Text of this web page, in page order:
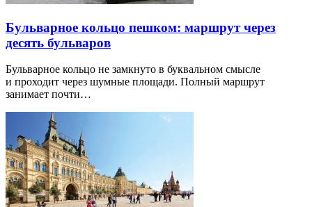
Бульварное кольцо пешком: маршрут через
десять бульваров
Бульварное кольцо не замкнуто в буквальном смысле
и проходит через шумные площади. Полный маршрут
занимает почти…